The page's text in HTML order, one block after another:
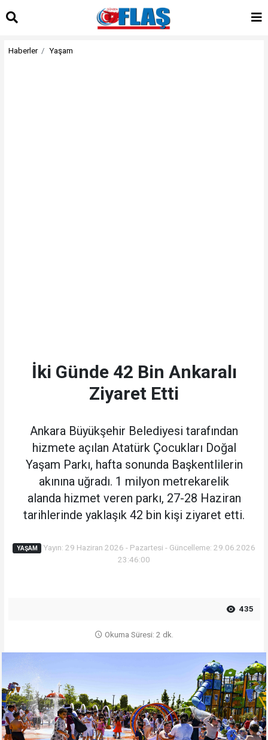
Haberler Yaşam
İki Günde 42 Bin Ankaralı
Ziyaret Etti
Ankara Büyükşehir Belediyesi tarafından
hizmete açılan Atatürk Çocukları Doğal
Yaşam Parkı, hafta sonunda Başkentlilerin
akınına uğradı. 1 milyon metrekarelik
alanda hizmet veren parkı, 27-28 Haziran
tarihlerinde yaklaşık 42 bin kişi ziyaret etti.
YAŞAM
Yayın: 29 Haziran 2026 - Pazartesi - Güncelleme: 29.06.2026
23:46:00
435
Okuma Süresi: 2 dk.